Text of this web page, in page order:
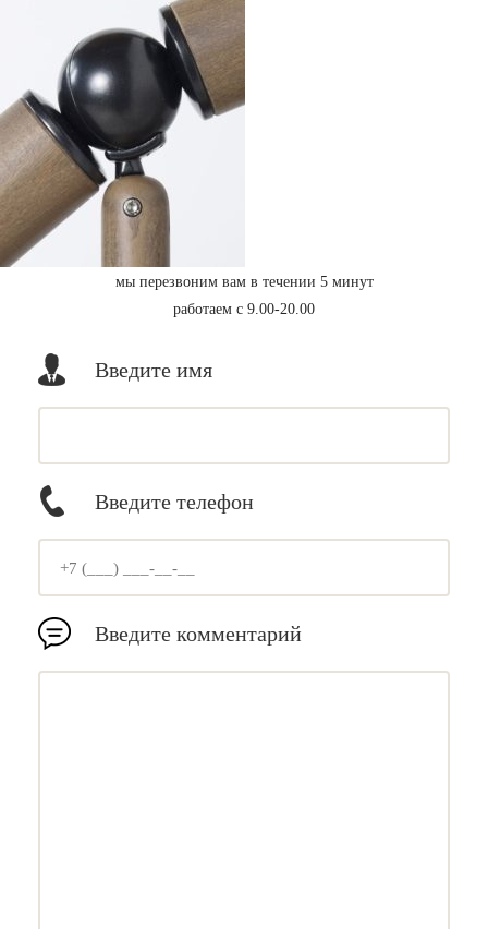
мы перезвоним вам в течении 5 минут
работаем с 9.00-20.00
Введите имя
Введите телефон
Введите комментарий